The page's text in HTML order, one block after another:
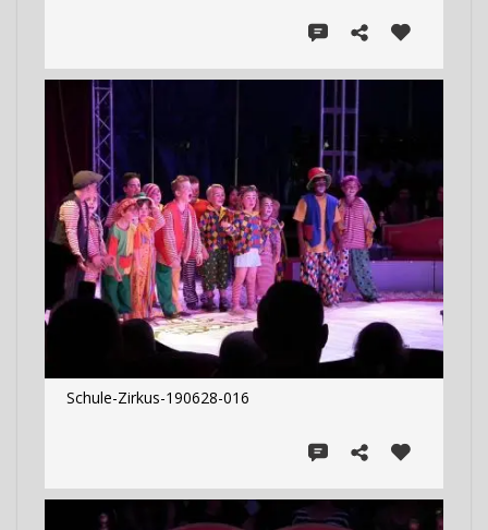
Schule-Zirkus-190628-016